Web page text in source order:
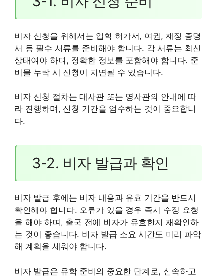
비자 신청을 위해서는 입학 허가서, 여권, 재정 증명
서 등 필수 서류를 준비해야 합니다. 각 서류는 최신
상태여야 하며, 정확한 정보를 포함해야 합니다. 준
비물 누락 시 신청이 지연될 수 있습니다.
비자 신청 절차는 대사관 또는 영사관의 안내에 따
라 진행하며, 신청 기간을 엄수하는 것이 중요합니
다.
3-2. 비자 발급과 확인
비자 발급 후에는 비자 내용과 유효 기간을 반드시
확인해야 합니다. 오류가 있을 경우 즉시 수정 요청
을 해야 하며, 출국 전에 비자가 유효한지 재확인하
는 것이 좋습니다. 비자 발급 소요 시간도 미리 파악
해 계획을 세워야 합니다.
비자 발급은 유학 준비의 중요한 단계로, 신속하고